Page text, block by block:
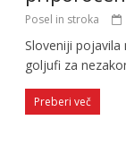
Posel in stroka
Sloveniji
goljufi za
Preberi več